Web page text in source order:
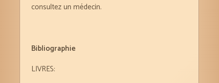
consultez un médecin.
Bibliographie
LIVRES: